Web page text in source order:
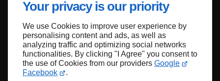
Your privacy is our priority
We use Cookies to improve user experience by
personalising content and ads, as well as
analyzing traffic and optimizing social networks
functionalities. By clicking "I Agree" you consent to
the use of Cookies from our providers Google
Facebook
.
Mentions légales
Plan du site
Haut de page